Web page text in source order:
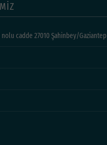
nolu cadde 27010 Şahinbey/Gaziantep